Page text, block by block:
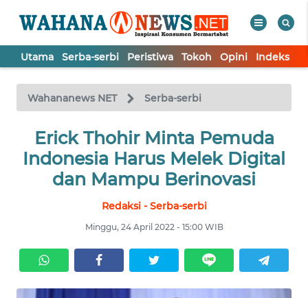
Utama Serba-serbi Peristiwa Tokoh Opini Indeks
Wahananews NET Serba-serbi
Erick Thohir Minta Pemuda
Indonesia Harus Melek Digital
dan Mampu Berinovasi
Redaksi - Serba-serbi
Minggu, 24 April 2022 - 15:00 WIB
TV
Tutup
UTAMA
SERBA-
TOKOH